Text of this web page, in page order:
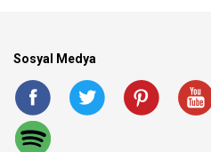
Sosyal Medya